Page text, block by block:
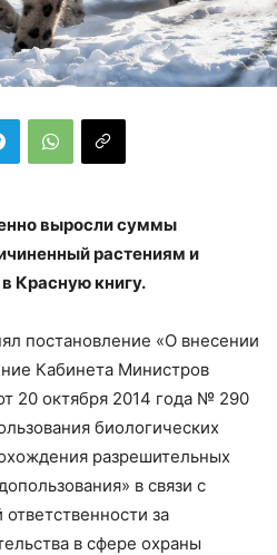
выросли суммы
растениям и
Красную книгу.
постановление «О внесении
Кабинета Министров
20 октября 2014 года № 290
биологических
разрешительных
в связи с
за
в сфере охраны